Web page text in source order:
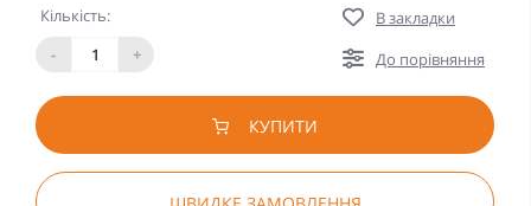
Кількість:
-
+
В закладки
До порівняння
КУПИТИ